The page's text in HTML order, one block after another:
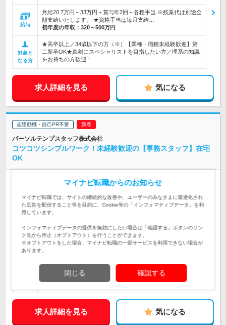
給与
月給20.7万円～33万円＋賞与年2回＋各種手当 ※残業代は別途全
額支給いたします。 ★資格手当は毎月支給…
初年度の年収： 320～500万円
対象と
なる方
★高卒以上／34歳以下の方（※）【業種・職種未経験歓迎】第
二新卒OK★真剣にスペシャリストを目指したい方／理系の知識
をお持ちの方歓迎！
求人詳細を見る 気になる
志望動機・自己PR不要
パーソルテンプスタッフ株式会社
コツコツシンプルワーク！未経験歓迎の【事務スタッフ】在宅
OK
職種・業種未経験OK 上場 完全週休2日制
【転勤なし！希望を踏まえて配属先を決定します◎】 東京、神
給与
【東京】月給22万100円～＋賞与年2回 【神奈川】月給21万7,50
0円～＋賞与年2回 【埼玉・千葉】月給21万1,…
初年度の年収：
【未経験大歓迎♪20代女性中心に活躍中】「自分一人で仕事を決
めるのは不安」そんな方にはピッタリ！専属サポーターがしっ
かりフォローします★
求人詳細を見る 気になる
マイナビ転職からのお知らせ
マイナビ転職では、サイトの継続的な改善や、ユーザーのみなさまに最適化され
た広告を配信すること等を目的に、Cookie等の「インフォマティブデータ」を利
用しています。
インフォマティブデータの提供を無効にしたい場合は「確認する」ボタンのリン
ク先から停止（オプトアウト）を行うことができます。
※オプトアウトをした場合、マイナビ転職の一部サービスを利用できない場合が
あります。
閉じる 確認する